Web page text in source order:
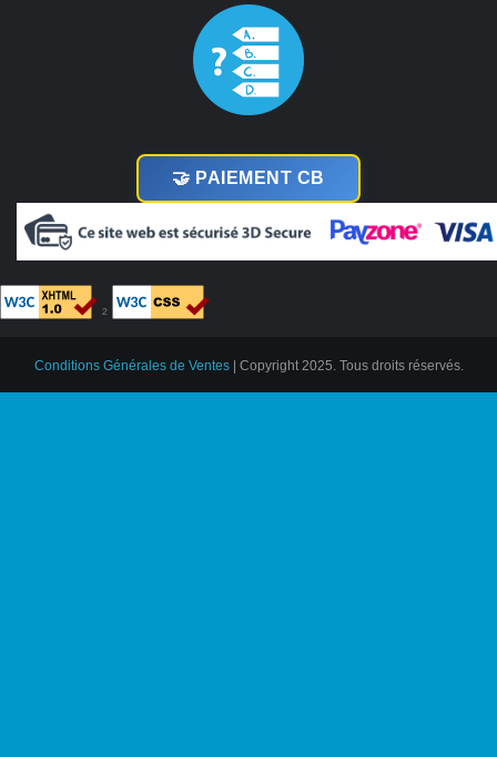
🤝 PAIEMENT CB
²
Conditions Générales de Ventes| Copyright 2025. Tous droits réservés.